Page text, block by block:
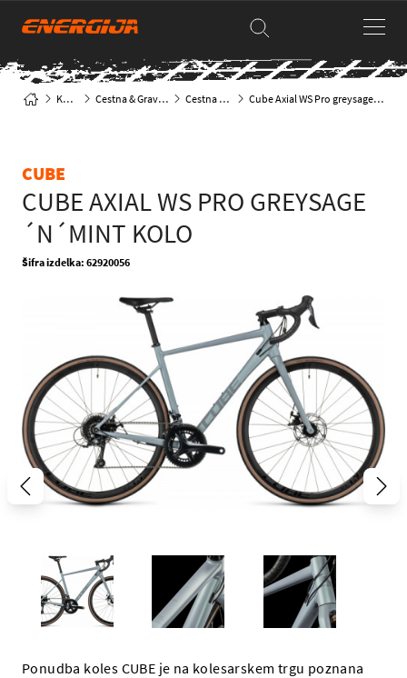
Kolesa Cestna & Gravel kolesa Cestna klasika Cube Axial WS Pro greysage´n´mint kolo
CUBE
CUBE AXIAL WS PRO GREYSAGE
´N´MINT KOLO
Šifra izdelka: 62920056
Ponudba koles CUBE je na kolesarskem trgu poznana